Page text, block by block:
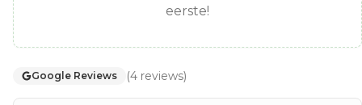
eerste!
Google Reviews (4 reviews)